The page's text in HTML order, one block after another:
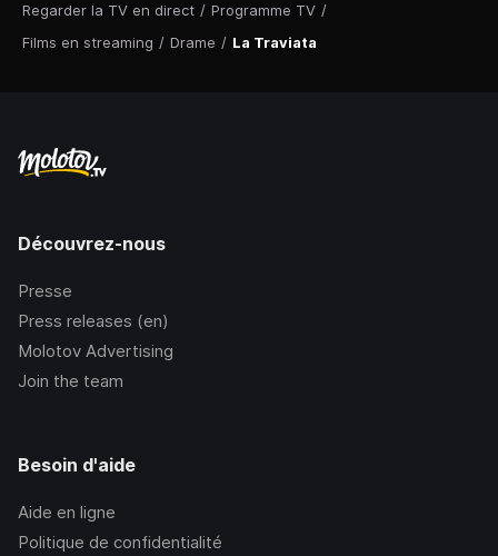
Regarder la TV en direct / Programme TV /
Films en streaming / Drame / La Traviata
Découvrez-nous
Presse
Press releases (en)
Molotov Advertising
Join the team
Besoin d'aide
Aide en ligne
Politique de confidentialité